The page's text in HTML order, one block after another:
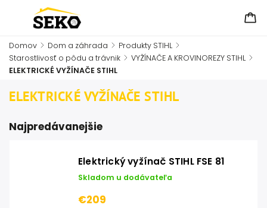
Domov / Dom a záhrada / Produkty STIHL /
Starostlivosť o pôdu a trávnik / VYŽÍNAČE A KROVINOREZY STIHL /
ELEKTRICKÉ VYŽÍNAČE STIHL
ELEKTRICKÉ VYŽÍNAČE STIHL
Najpredávanejšie
Elektrický vyžínač STIHL FSE 81
Skladom u dodávateľa
€209